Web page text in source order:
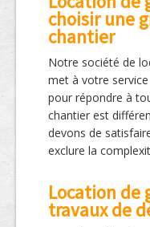
choisir une
chantier
Notre société de
met à votre
pour répondre à
chantier est
devons de
exclure la
Location de
travaux de